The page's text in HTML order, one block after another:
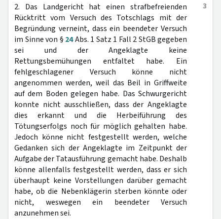
3
2. Das Landgericht hat einen strafbefreienden
Rücktritt vom Versuch des Totschlags mit der
Begründung verneint, dass ein beendeter Versuch
im Sinne von § 24Abs. 1 Satz 1 Fall 2 StGB gegeben
sei und der Angeklagte keine
Rettungsbemühungen entfaltet habe. Ein
fehlgeschlagener Versuch könne nicht
angenommen werden, weil das Beil in Griffweite
auf dem Boden gelegen habe. Das Schwurgericht
konnte nicht ausschließen, dass der Angeklagte
dies erkannt und die Herbeiführung des
Tötungserfolgs noch für möglich gehalten habe.
Jedoch könne nicht festgestellt werden, welche
Gedanken sich der Angeklagte im Zeitpunkt der
Aufgabe der Tatausführung gemacht habe. Deshalb
könne allenfalls festgestellt werden, dass er sich
überhaupt keine Vorstellungen darüber gemacht
habe, ob die Nebenklägerin sterben könnte oder
nicht, weswegen ein beendeter Versuch
anzunehmen sei.